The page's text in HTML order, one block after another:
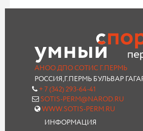
АНОО ДПО СОТИС Г.ПЕРМЬ
РОССИЯ,Г.ПЕРМЬ БУЛЬВАР
+ 7 (342) 293-64-41
SOTIS-PERM@NAROD.RU
WWW.SOTIS-PERM.RU
ИНФОРМАЦИЯ